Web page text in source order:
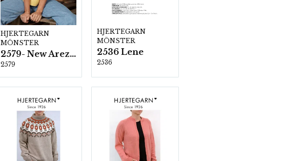
HJERTEGARN
MÖNSTER
2579- New Arezzo
2579
HJERTEGARN
MÖNSTER
2536 Lene
2536